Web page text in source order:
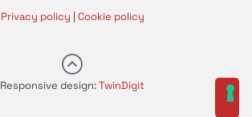
Responsive design:TwinDigit
Privacy policy | Cookie policy